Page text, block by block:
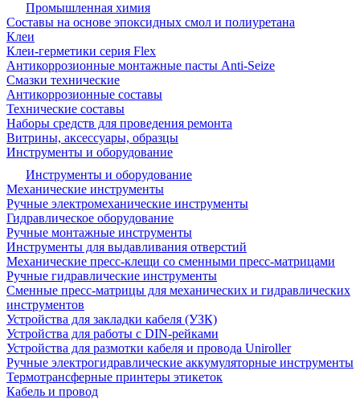
Промышленная химия
Составы на основе эпоксидных смол и полиуретана
Клеи
Клеи-герметики серия Flex
Антикоррозионные монтажные пасты Anti-Seize
Смазки технические
Антикоррозионные составы
Технические составы
Наборы средств для проведения ремонта
Витрины, аксессуары, образцы
Инструменты и оборудование
Инструменты и оборудование
Механические инструменты
Ручные электромеханические инструменты
Гидравлическое оборудование
Ручные монтажные инструменты
Инструменты для выдавливания отверстий
Механические пресс-клещи со сменными пресс-матрицами
Ручные гидравлические инструменты
Сменные пресс-матрицы для механических и гидравлических
инструментов
Устройства для закладки кабеля (УЗК)
Устройства для работы с DIN-рейками
Устройства для размотки кабеля и провода Uniroller
Ручные электрогидравлические аккумуляторные инструменты
Термотрансферные принтеры этикеток
Кабель и провод